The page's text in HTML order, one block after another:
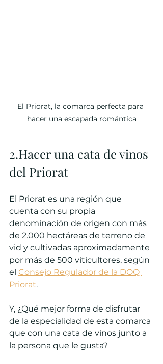
El Priorat, la comarca perfecta para
hacer una escapada romántica
2.Hacer una cata de vinos
del Priorat
El Priorat es una región que
cuenta con su propia
denominación de origen con más
de 2.000 hectáreas de terreno de
vid y cultivadas aproximadamente
por más de 500 viticultores, según
el Consejo Regulador de la DOQ
Priorat.
Y, ¿Qué mejor forma de disfrutar
de la especialidad de esta comarca
que con una cata de vinos junto a
la persona que le gusta?